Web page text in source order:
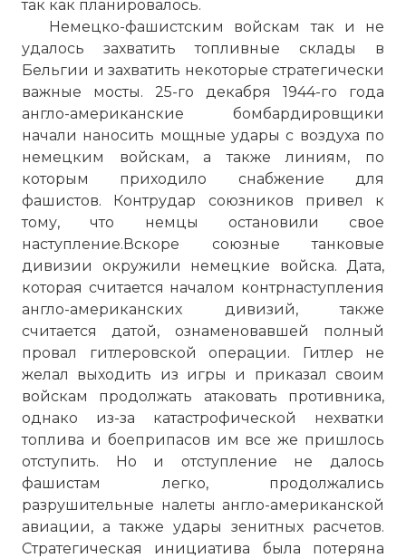
так как планировалось.
Немецко-фашистским войскам так и не
удалось захватить топливные склады в
Бельгии и захватить некоторые стратегически
важные мосты. 25-го декабря 1944-го года
англо-американские бомбардировщики
начали наносить мощные удары с воздуха по
немецким войскам, а также линиям, по
которым приходило снабжение для
фашистов. Контрудар союзников привел к
тому, что немцы остановили свое
наступление.Вскоре союзные танковые
дивизии окружили немецкие войска. Дата,
которая считается началом контрнаступления
англо-американских дивизий, также
считается датой, ознаменовавшей полный
провал гитлеровской операции. Гитлер не
желал выходить из игры и приказал своим
войскам продолжать атаковать противника,
однако из-за катастрофической нехватки
топлива и боеприпасов им все же пришлось
отступить. Но и отступление не далось
фашистам легко, продолжались
разрушительные налеты англо-американской
авиации, а также удары зенитных расчетов.
Стратегическая инициатива была потеряна
Вторая Мировая (World War Two):
Ardennes).mp4
Имя:
Комментарий:
Проверочный код: